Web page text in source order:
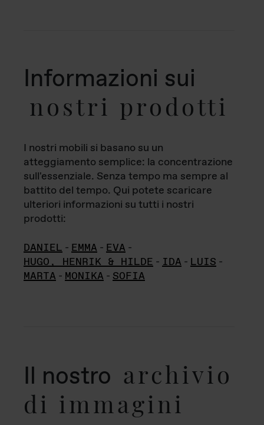
Informazioni sui
nostri prodotti
I nostri mobili si basano su un
atteggiamento semplice: la concentrazione
sull'essenziale. Senza tempo ma sempre al
battito del tempo. Qui potete scaricare
ulteriori informazioni su tutti i nostri
prodotti:
DANIEL - EMMA - EVA -
HUGO, HENRIK & HILDE - IDA - LUIS -
MARTA - MONIKA - SOFIA
Il nostro archivio
di immagini